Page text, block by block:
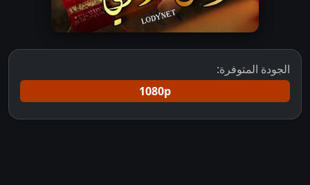
الجودة المتوفرة:
1080p